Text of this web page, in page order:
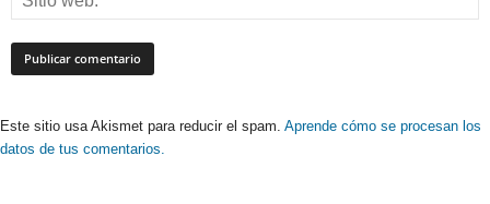
Este sitio usa Akismet para reducir el spam. Aprende cómo se procesan los
datos de tus comentarios.